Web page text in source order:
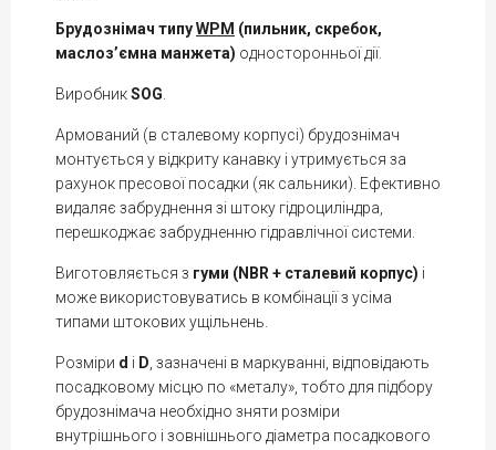
Брудознімач типуWPM (пильник, скребок,
маслоз’ємна манжета) односторонньої дії.
ВиробникSOG
Армований (в сталевому корпусі) брудознімач
монтується у відкриту канавку і утримується за
рахунок пресової посадки (як сальники). Ефективно
видаляє забруднення зі штоку гідроциліндра,
перешкоджає забрудненню гідравлічної системи.
Виготовляється з гуми (NBR + сталевий корпус) і
може використовуватись в комбінації з усіма
типами штокових ущільнень.
Розміри d і D , зазначені в маркуванні, відповідають
посадковому місцю по «металу», тобто для підбору
брудознімача необхідно зняти розміри
внутрішнього і зовнішнього діаметра посадкового